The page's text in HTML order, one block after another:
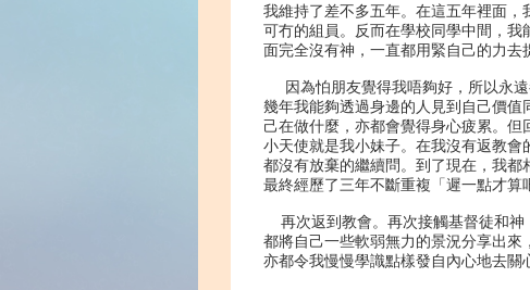
我維持了差不多五年。在這五年裡面
可冇的組員。反而在學校同學中間，
面完全沒有神，一直都用緊自己的力去
因為怕朋友覺得我唔夠好，所以永
幾年我能夠透過身邊的人見到自己價
己在做什麼，亦都會覺得身心疲累。
小天使就是我小妹子。在我沒有返教
都沒有放棄的繼續問。到了現在，我都
最終經歷了三年不斷重複「遲一點才算
再次返到教會。再次接觸基督徒和
都將自己一些軟弱無力的景況分享出
亦都令我慢慢學識點樣發自內心地去關